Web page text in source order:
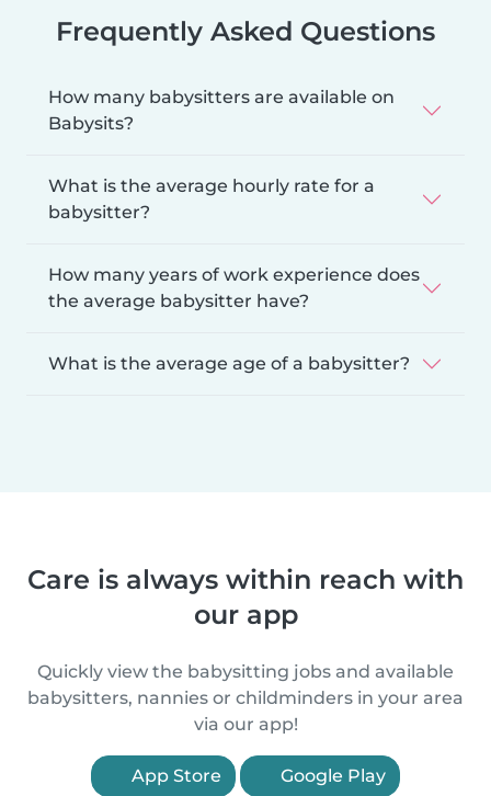
Frequently Asked Questions
How many babysitters are available on
Babysits?
What is the average hourly rate for a
babysitter?
How many years of work experience does
the average babysitter have?
What is the average age of a babysitter?
Care is always within reach with
our app
Quickly view the babysitting jobs and available
babysitters, nannies or childminders in your area
via our app!
App Store Google Play